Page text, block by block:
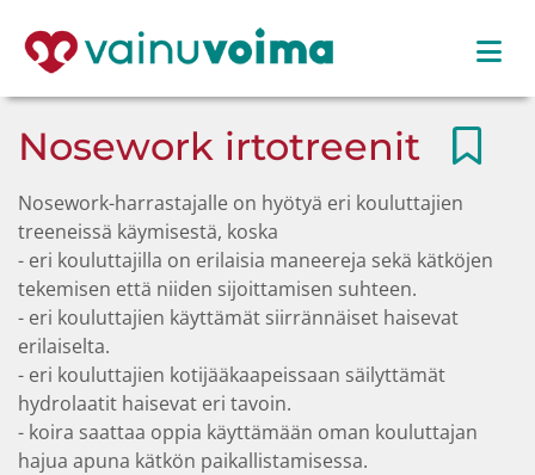
Nosework irtotreenit
Nosework-harrastajalle on hyötyä eri kouluttajien
treeneissä käymisestä, koska
- eri kouluttajilla on erilaisia maneereja sekä kätköjen
tekemisen että niiden sijoittamisen suhteen.
- eri kouluttajien käyttämät siirrännäiset haisevat
erilaiselta.
- eri kouluttajien kotijääkaapeissaan säilyttämät
hydrolaatit haisevat eri tavoin.
- koira saattaa oppia käyttämään oman kouluttajan
hajua apuna kätkön paikallistamisessa.